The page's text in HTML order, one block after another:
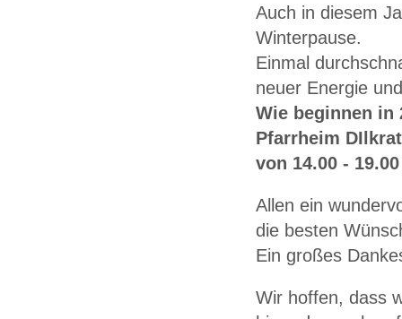
Auch in diesem
Winterpause.
Einmal
neuer Energie
Wie beginnen in
Pfarrheim
von 14.00 -
Allen ein
die besten
Ein großes
Wir hoffen, dass